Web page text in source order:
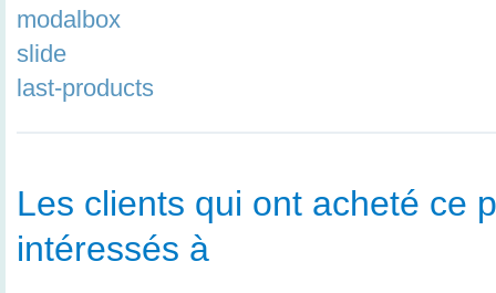
modalbox
slide
last-products
Les clients qui ont acheté ce
intéressés à